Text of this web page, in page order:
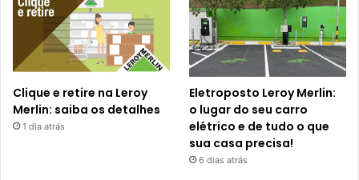
Clique e retire na Leroy
Merlin: saiba os detalhes
1 dia atrás
Eletroposto Leroy Merlin:
o lugar do seu carro
elétrico e de tudo o que
sua casa precisa!
6 dias atrás